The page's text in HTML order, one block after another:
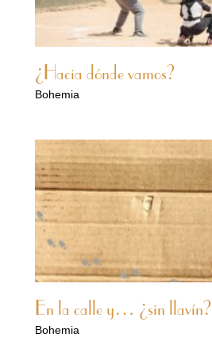
¿Hacia dónde vamos?
Bohemia
En la calle y… ¿sin llavín?
Bohemia